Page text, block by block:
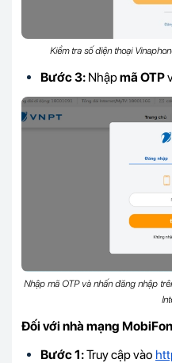
Kiểm tra số điện thoại
Bước 3: Nhậpmã OTP
Nhập mã OTP và nhấn đăng nhập
Đối với nhà mạng
Bước 1:Truy cập vào